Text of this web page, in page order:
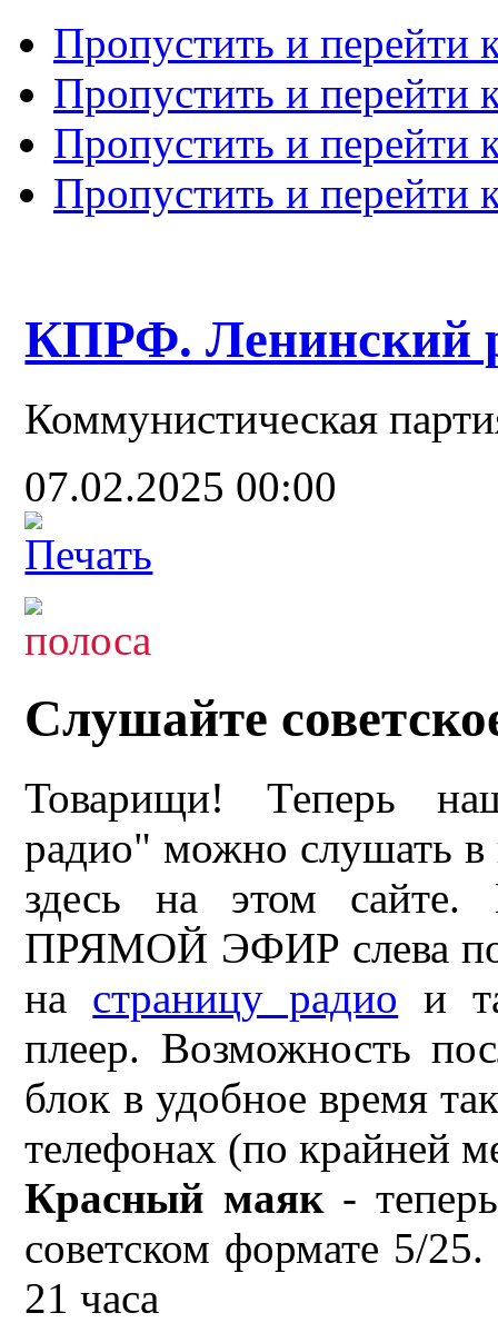
Пропустить и перейти
Пропустить и перейти
Пропустить и перейти
Пропустить и перейти
КПРФ. Ленинский
Коммунистическая
07.02.2025 00:00
Слушайте
Товарищи! Теперь
радио" можно слушать
здесь на этом
ПРЯМОЙ ЭФИР слева
на страницу радио и
плеер. Возможность
блок в удобное время
телефонах (по крайней
Красный маяк-
советском формате 5/
21 часа